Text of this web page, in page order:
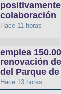
colaboración
Hace 11 horas
emplea
renovación
del Parque
Hace 13 horas